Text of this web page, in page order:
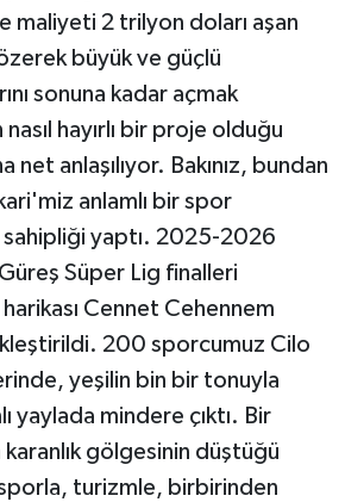
maliyeti 2 trilyon doları aşan
büyük ve güçlü
sonuna kadar açmak
hayırlı bir proje olduğu
net anlaşılıyor. Bakınız, bundan
anlamlı bir spor
sahipliği yaptı. 2025-2026
Süper Lig finalleri
Cennet Cehennem
200 sporcumuz Cilo
yeşilin bin bir tonuyla
yaylada mindere çıktı. Bir
gölgesinin düştüğü
sporla, turizmle, birbirinden